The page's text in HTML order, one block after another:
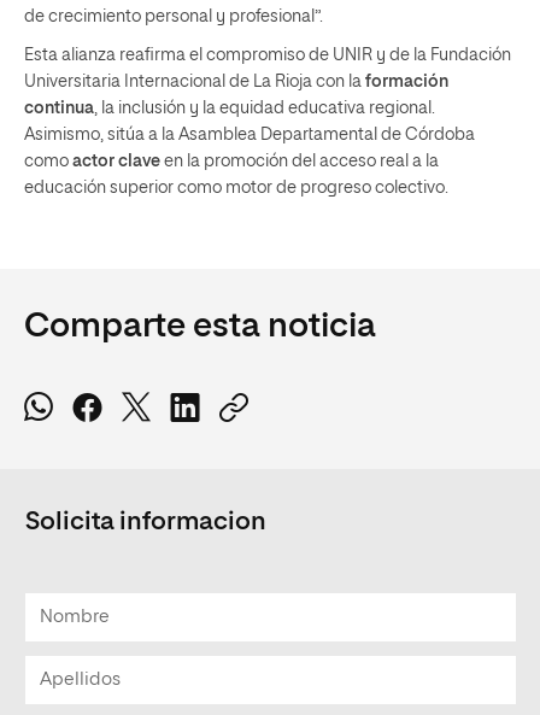
de crecimiento personal y profesional”.
Esta alianza reafirma el compromiso de UNIR y de la Fundación
Universitaria Internacional de La Rioja con la formación
continua , la inclusión y la equidad educativa regional.
Asimismo, sitúa a la Asamblea Departamental de Córdoba
como actor clave en la promoción del acceso real a la
educación superior como motor de progreso colectivo.
Comparte esta noticia
Solicita informacion